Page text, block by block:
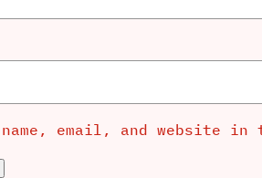
name, email, and website